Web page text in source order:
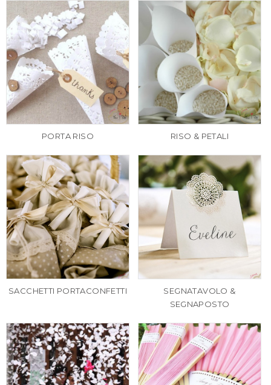
PORTA RISO RISO & PETALI
SACCHETTI PORTACONFETTI
SEGNATAVOLO &
SEGNAPOSTO
CONTINUA LO SHOPPING
PROCEDI AL CHECKOUT